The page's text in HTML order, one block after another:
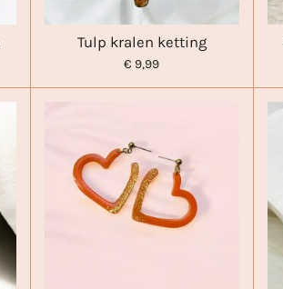
Tulp kralen ketting
€ 9,99